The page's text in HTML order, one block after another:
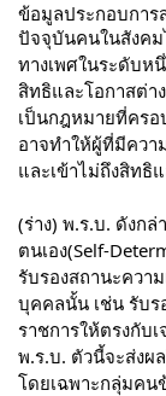
ข้อมูลประกอบการ
ปัจจุบันคนในสังคม
ทางเพศในระดับ
สิทธิและโอกาสต่า
เป็นกฎหมายที่ครอ
อาจทำให้ผู้ที่มีควา
และเข้าไม่ถึงสิทธิ
(ร่าง) พ.ร.บ. ดังก
ตนเอง(Self-
รับรองสถานะควา
บุคคลนั้น เช่น รับร
ราชการให้ตรงกับ
พ.ร.บ. ตัวนี้จะส่งผ
โดยเฉพาะกลุ่มคน